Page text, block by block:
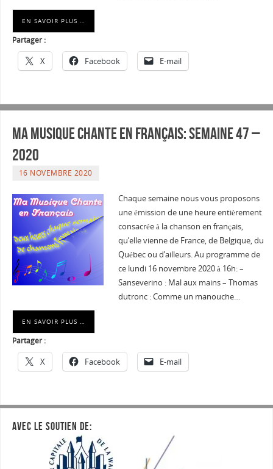
EN SAVOIR PLUS …
Partager :
X Facebook E-mail
Ma musique chante en Français: Semaine 47 –
2020
16 NOVEMBRE 2020
Chaque semaine nous vous proposons
une émission de une heure entièrement
consacrée à la chanson en français,
qu’elle vienne de France, de Belgique, du
Québec ou d’ailleurs. Au programme de
ce lundi 16 novembre 2020 à 16h: –
Sanseverino : Mal aux mains – Thomas
dutronc : Comme un manouche…
EN SAVOIR PLUS …
Partager :
X Facebook E-mail
AVEC LE SOUTIEN DE: